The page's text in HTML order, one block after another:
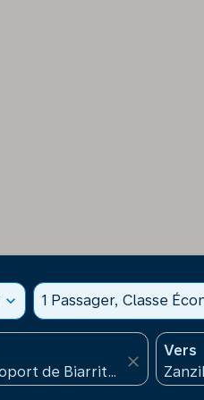
expand_more 1 Passager, Classe
close
Vers